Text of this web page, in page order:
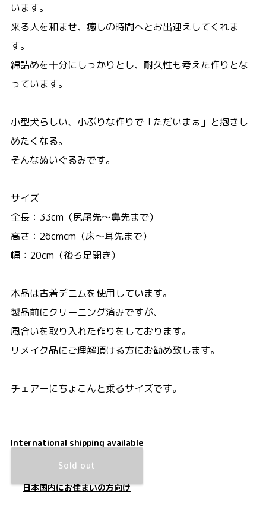
います。
来る人を和ませ、癒しの時間へとお出迎えしてくれま
す。
綿詰めを十分にしっかりとし、耐久性も考えた作りとな
っています。
小型犬らしい、小ぶりな作りで「ただいまぁ」と抱きし
めたくなる。
そんなぬいぐるみです。
サイズ
全長：33cm（尻尾先～鼻先まで）
高さ：26cmcm（床～耳先まで）
幅：20cm（後ろ足開き）
本品は古着デニムを使用しています。
製品前にクリーニング済みですが、
風合いを取り入れた作りをしております。
リメイク品にご理解頂ける方にお勧め致します。
チェアーにちょこんと乗るサイズです。
International shipping available
Sold out
日本国内にお住まいの方向け